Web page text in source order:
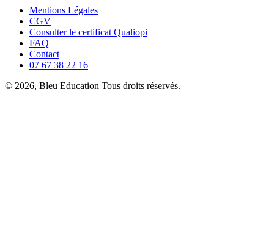
Mentions Légales
CGV
Consulter le certificat Qualiopi
FAQ
Contact
07 67 38 22 16
© 2026, Bleu Education Tous droits réservés.